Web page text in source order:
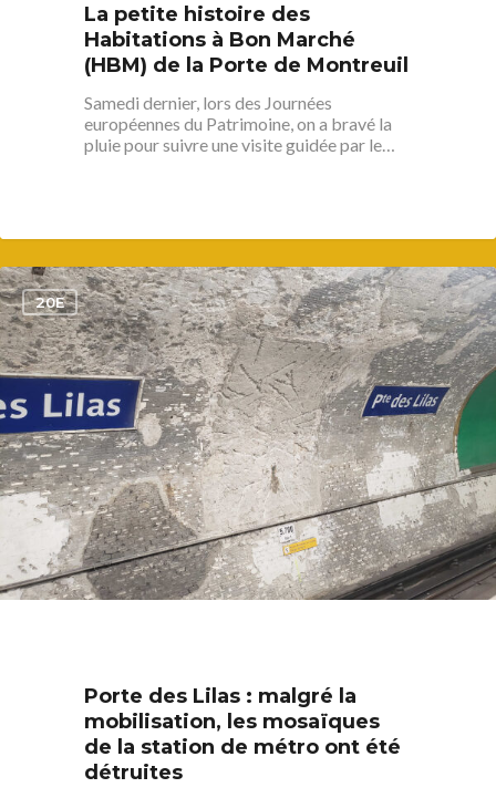
La petite histoire des
Habitations à Bon Marché
(HBM) de la Porte de Montreuil
Samedi dernier, lors des Journées
européennes du Patrimoine, on a bravé la
pluie pour suivre une visite guidée par le…
20E
Porte des Lilas : malgré la
mobilisation, les mosaïques
de la station de métro ont été
détruites
1